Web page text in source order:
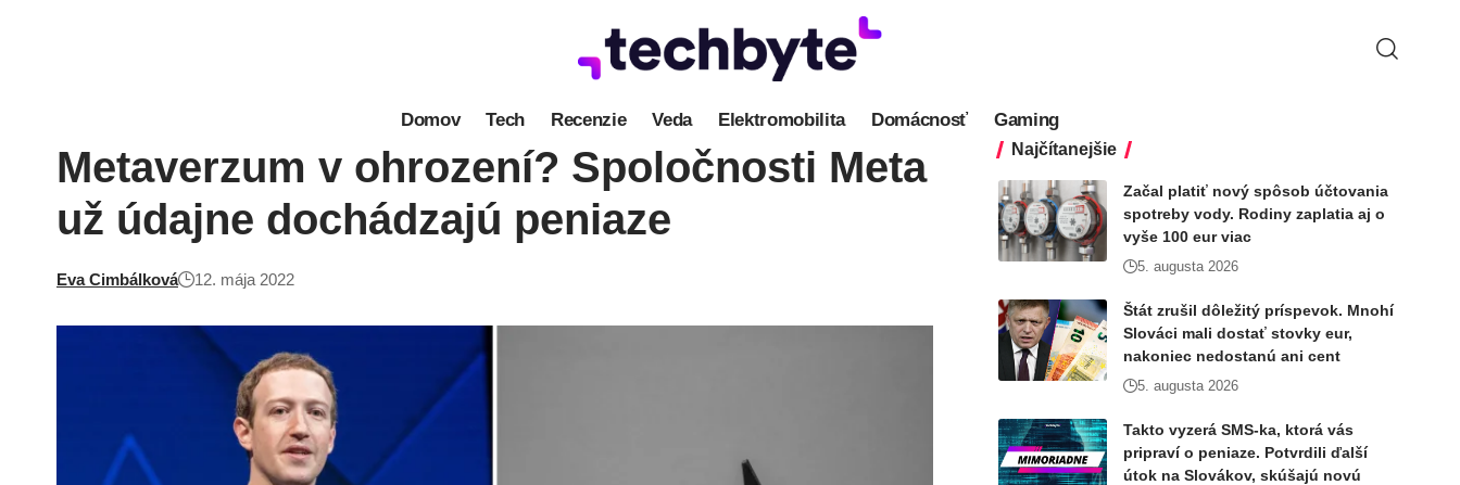
Domov Tech Recenzie Veda Elektromobilita Domácnosť Gaming
Metaverzum v ohrození? Spoločnosti Meta
už údajne dochádzajú peniaze
Eva Cimbálková 12. mája 2022
Najčítanejšie
Začal platiť nový spôsob účtovania
spotreby vody. Rodiny zaplatia aj o
vyše 100 eur viac
5. augusta 2026
Štát zrušil dôležitý príspevok. Mnohí
Slováci mali dostať stovky eur,
nakoniec nedostanú ani cent
5. augusta 2026
Takto vyzerá SMS-ka, ktorá vás
pripraví o peniaze. Potvrdili ďalší
útok na Slovákov, skúšajú novú